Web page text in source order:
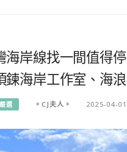
海岸線找一間值得
鍊海岸工作室、海
選 。CJ夫人。 2025-04-01